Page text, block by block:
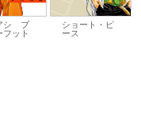
シ ブ
フット
ショート・ピ
ース